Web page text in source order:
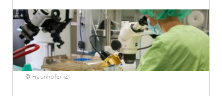
© Fraunhofer IZI